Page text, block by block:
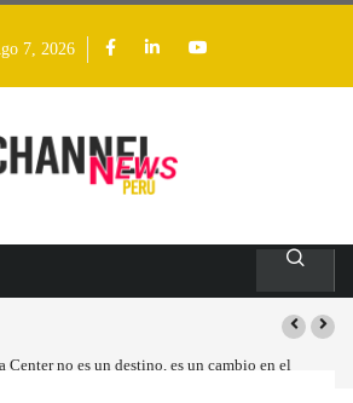
7, 2026
no es un destino, es un cambio en el